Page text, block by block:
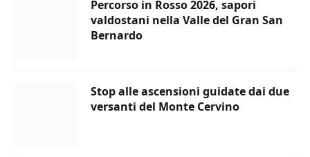
Percorso in Rosso 2026, sapori
valdostani nella Valle del Gran San
Bernardo
Stop alle ascensioni guidate dai due
versanti del Monte Cervino